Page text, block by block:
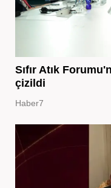
Sıfır Atık
çizildi
Haber7